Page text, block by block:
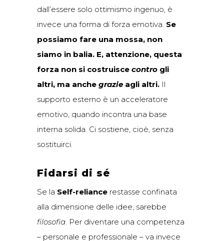
dall’essere solo ottimismo ingenuo, è
invece una forma di forza emotiva. Se
possiamo fare una mossa, non
siamo in balia. E, attenzione, questa
forza non si costruisce contro gli
altri, ma anche grazie agli altri. Il
supporto esterno è un acceleratore
emotivo, quando incontra una base
interna solida. Ci sostiene, cioè, senza
sostituirci.
Fidarsi di sé
Se la Self-reliance restasse confinata
alla dimensione delle idee, sarebbe
filosofia. Per diventare una competenza
– personale e professionale – va invece